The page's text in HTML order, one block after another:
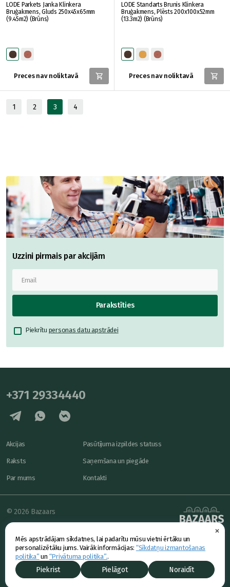
×
Mēs apstrādājam sīkdatnes, lai padarītu mūsu vietni ērtāku un
personalizētāku jums. Vairāk informācijas: “Sīkdatņu izmantošanas
politika” un “Privātuma politika”..
Piekrist Pielāgot Noraidīt
LODE Parkets Janka Klinkera
Bruģakmens, Gluds 250x45x65mm
(9.45m2) (Brūns)
Preces nav noliktavā
LODE Standarts Brunis Klinkera
Bruģakmens, Plēsts 200x100x52mm
(13.3m2) (Brūns)
Preces nav noliktavā
1 2 3 4
Uzzini pirmais par akcijām
Parakstīties
Piekrītu personas datu apstrādei
+371 29334440
Akcijas
Raksts
Par mums
Pasūtījuma izpildes statuss
Saņemšana un piegāde
Kontakti
powered by
© 2026 Bazaars
Konfidencialitāte
Piedāvājums